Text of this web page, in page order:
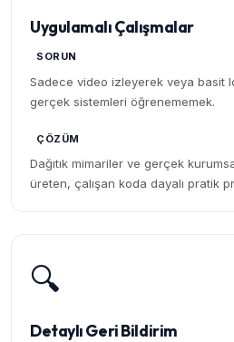
Uygulamalı Çalışmalar
SORUN
Sadece video izleyerek veya basit
gerçek sistemleri öğrenememek.
ÇÖZÜM
Dağıtık mimariler ve gerçek
üreten, çalışan koda dayalı pratik
🔍
Detaylı Geri Bildirim